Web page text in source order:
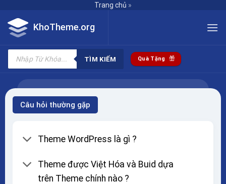
content
Trang chủ »
KhoTheme.org
Tìm
kiếm
phẩm
TÌM KIẾM Quà Tặng
Câu hỏi thường gặp
Theme WordPress là gì ?
Theme được Việt Hóa và Buid dựa
trên Theme chính nào ?